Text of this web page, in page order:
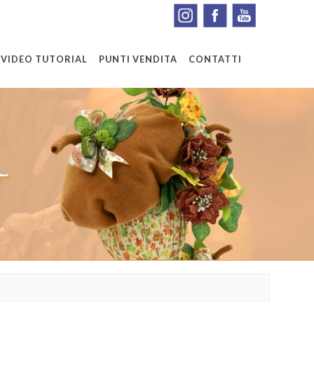
VIDEO TUTORIAL PUNTI VENDITA CONTATTI